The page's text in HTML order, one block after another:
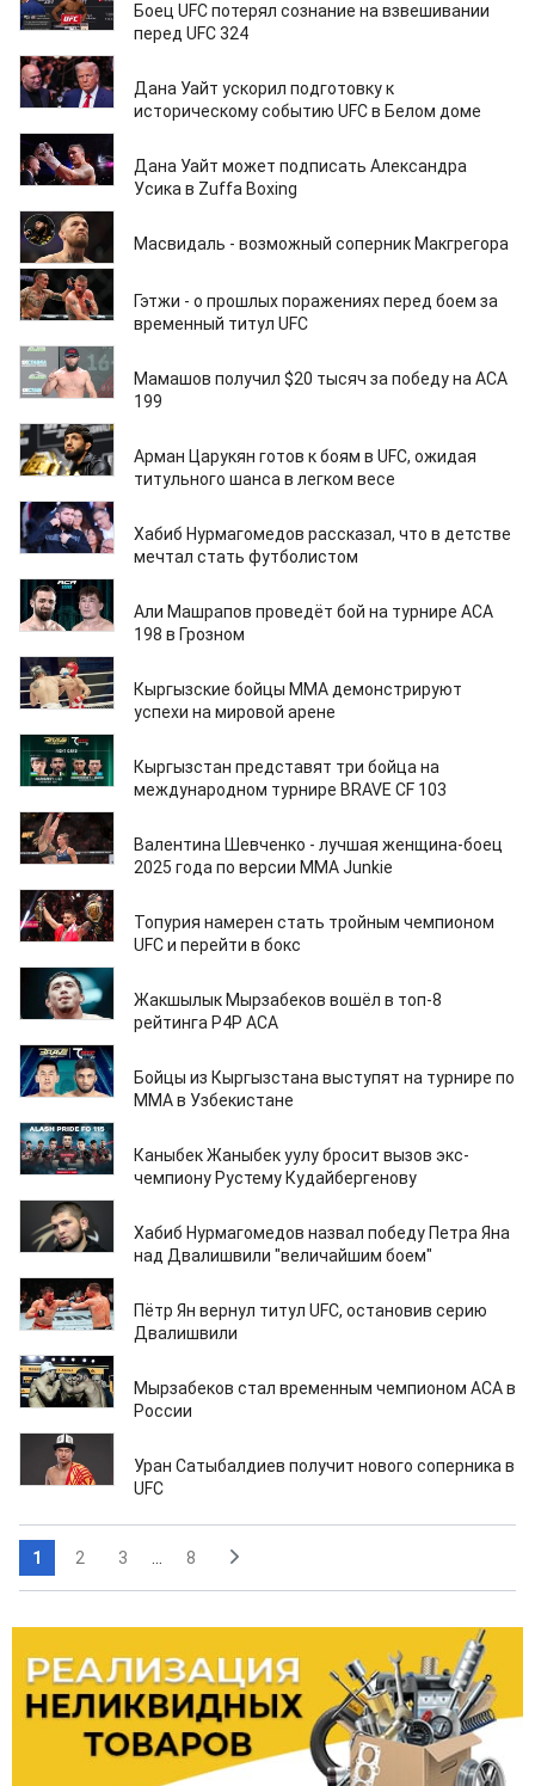
Боец UFC потерял сознание на взвешивании
перед UFC 324
23.01.2026
Дана Уайт ускорил подготовку к
историческому событию UFC в Белом доме
23.01.2026
Дана Уайт может подписать Александра
Усика в Zuffa Boxing
22.01.2026
Масвидаль - возможный соперник Макгрегора
20.01.2026
Гэтжи - о прошлых поражениях перед боем за
временный титул UFC
19.01.2026
Мамашов получил $20 тысяч за победу на ACA
199
14.01.2026
Арман Царукян готов к боям в UFC, ожидая
титульного шанса в легком весе
12.01.2026
Хабиб Нурмагомедов рассказал, что в детстве
мечтал стать футболистом
12.01.2026
Али Машрапов проведёт бой на турнире ACA
198 в Грозном
09.01.2026
Кыргызские бойцы ММА демонстрируют
успехи на мировой арене
25.12.2025
Кыргызстан представят три бойца на
международном турнире BRAVE CF 103
24.12.2025
Валентина Шевченко - лучшая женщина-боец
2025 года по версии MMA Junkie
17.12.2025
Топурия намерен стать тройным чемпионом
UFC и перейти в бокс
16.12.2025
Жакшылык Мырзабеков вошёл в топ-8
рейтинга P4P АСА
13.12.2025
Бойцы из Кыргызстана выступят на турнире по
ММА в Узбекистане
12.12.2025
Каныбек Жаныбек уулу бросит вызов экс-
чемпиону Рустему Кудайбергенову
11.12.2025
Хабиб Нурмагомедов назвал победу Петра Яна
над Двалишвили "величайшим боем"
09.12.2025
Пётр Ян вернул титул UFC, остановив серию
Двалишвили
07.12.2025
Мырзабеков стал временным чемпионом ACA в
России
05.12.2025
Уран Сатыбалдиев получит нового соперника в
UFC
1 2 3 8